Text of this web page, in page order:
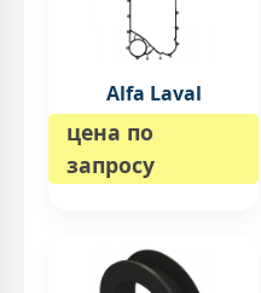
Alfa Laval
цена по
запросу